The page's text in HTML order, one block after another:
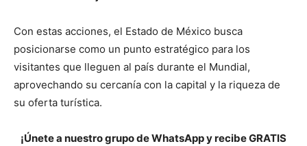
Con estas acciones, el Estado de México busca
posicionarse como un punto estratégico para los
visitantes que lleguen al país durante el Mundial,
aprovechando su cercanía con la capital y la riqueza de
su oferta turística.
¡Únete a nuestro grupo de WhatsApp y recibe GRATIS